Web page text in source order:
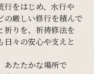
行をはじめ、 水行や
の厳しい修行を積んで
祈りを、 祈祷修法を
日々の安心や支えと
あたたかな場所で